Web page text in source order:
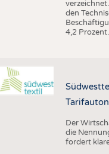
den
4,2 Prozent.
Der
die
fordert